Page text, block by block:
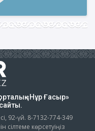
«Нұр Ғасыр»
92-үй. 8-7132-774-349
көрсетуіңіз